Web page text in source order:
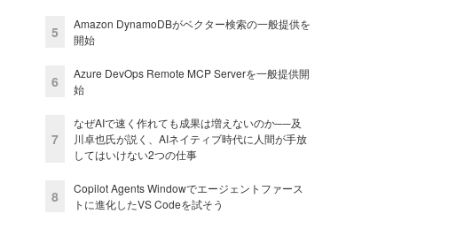
5
Amazon DynamoDBがベクター検索の一般提供を
開始
6
Azure DevOps Remote MCP Serverを一般提供開
始
7
なぜAIで速く作れても成果は増えないのか──及
川卓也氏が説く、AIネイティブ時代に人間が手放
してはいけない2つの仕事
8
Copilot Agents Windowでエージェントファース
トに進化したVS Codeを試そう